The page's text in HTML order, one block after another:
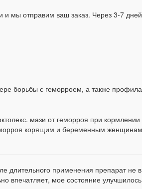
и мы отправим ваш заказ. Через 3-7
борьбы с геморроем, а также
мази от геморроя при
корящим и беременным
длительного применения препарат не
впечатляет, мое состояние улучшилось